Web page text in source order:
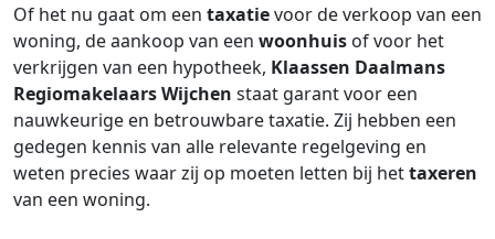
Of het nu gaat om een taxatievoor de verkoop van een
woning, de aankoop van een woonhuis of voor het
verkrijgen van een hypotheek, Klaassen Daalmans
Regiomakelaars Wijchen staat garant voor een
nauwkeurige en betrouwbare taxatie. Zij hebben een
gedegen kennis van alle relevante regelgeving en
weten precies waar zij op moeten letten bij hettaxeren
van een woning.